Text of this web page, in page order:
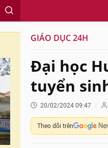
GIÁO DỤC 24H
Đại học
tuyển
20/02/2024 09:47
Theo dõi trên